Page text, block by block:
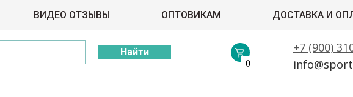
+7 (900)
Найти
0
ВИДЕО ОТЗЫВЫ ОПТОВИКАМ ДОСТАВКА И